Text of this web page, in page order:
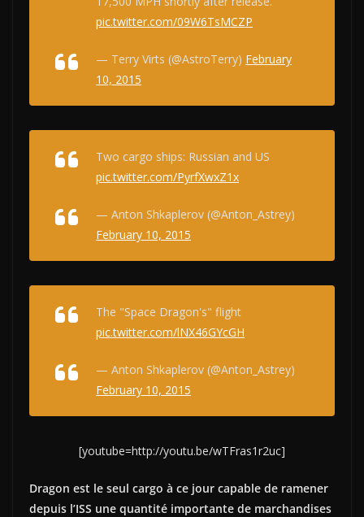
pic.twitter.com/09W6TsMCZP
— Terry Virts (@AstroTerry) February
10, 2015
Two cargo ships: Russian and US
pic.twitter.com/PyrfXwxZ1x
— Anton Shkaplerov (@Anton_Astrey)
February 10, 2015
The "Space Dragon's" flight
pic.twitter.com/lNX46GYcGH
— Anton Shkaplerov (@Anton_Astrey)
February 10, 2015
[youtube=http://youtu.be/wTFras1r2uc]
Dragon est le seul cargo à ce jour capable de ramener
depuis l’ISS une quantité importante de marchandises